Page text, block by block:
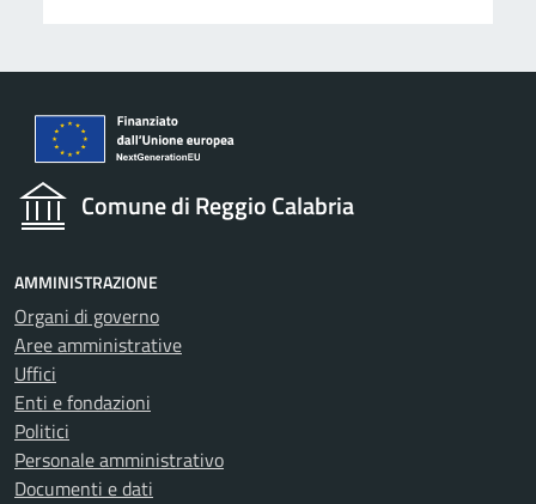
Comune di Reggio Calabria
AMMINISTRAZIONE
Organi di governo
Aree amministrative
Uffici
Enti e fondazioni
Politici
Personale amministrativo
Documenti e dati